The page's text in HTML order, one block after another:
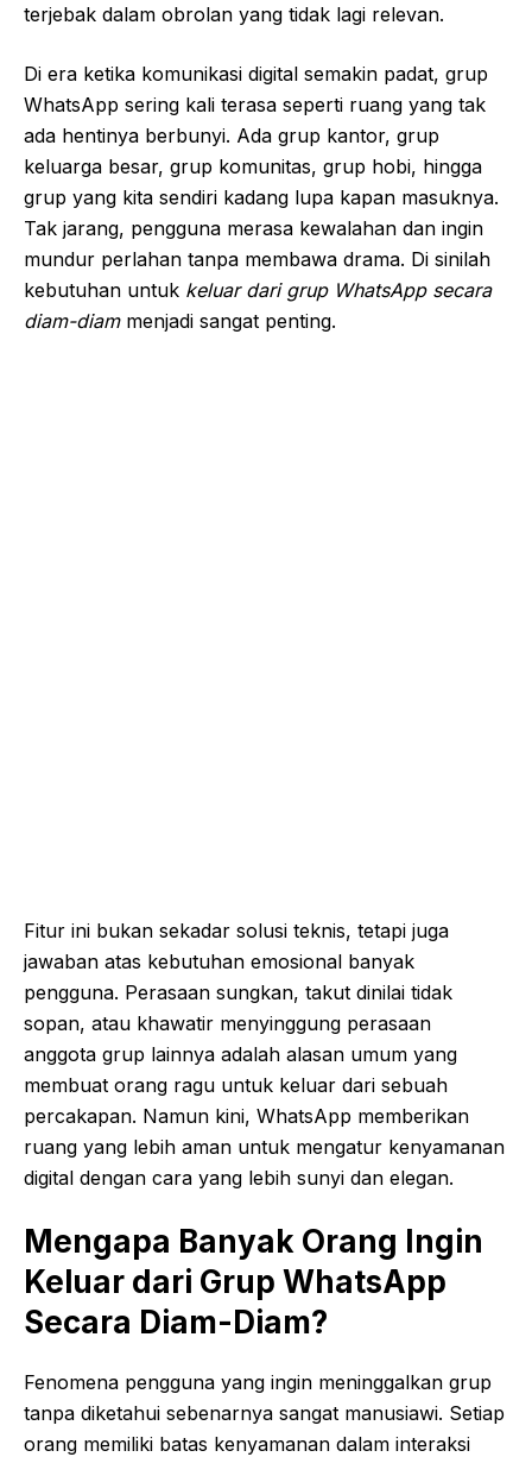
terjebak dalam obrolan yang tidak lagi relevan.
Di era ketika komunikasi digital semakin padat, grup
WhatsApp sering kali terasa seperti ruang yang tak
ada hentinya berbunyi. Ada grup kantor, grup
keluarga besar, grup komunitas, grup hobi, hingga
grup yang kita sendiri kadang lupa kapan masuknya.
Tak jarang, pengguna merasa kewalahan dan ingin
mundur perlahan tanpa membawa drama. Di sinilah
kebutuhan untuk keluar dari grup WhatsApp secara
diam-diammenjadi sangat penting.
Fitur ini bukan sekadar solusi teknis, tetapi juga
jawaban atas kebutuhan emosional banyak
pengguna. Perasaan sungkan, takut dinilai tidak
sopan, atau khawatir menyinggung perasaan
anggota grup lainnya adalah alasan umum yang
membuat orang ragu untuk keluar dari sebuah
percakapan. Namun kini, WhatsApp memberikan
ruang yang lebih aman untuk mengatur kenyamanan
digital dengan cara yang lebih sunyi dan elegan.
Mengapa Banyak Orang Ingin
Keluar dari Grup WhatsApp
Secara Diam-Diam?
Fenomena pengguna yang ingin meninggalkan grup
tanpa diketahui sebenarnya sangat manusiawi. Setiap
orang memiliki batas kenyamanan dalam interaksi